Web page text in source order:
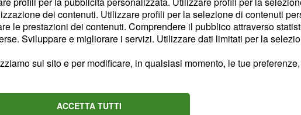
sponsored by Outbrain
dei contenuti. Utilizzare profili per la selezione di contenuti
le prestazioni dei contenuti. Comprendere il pubblico attraverso
Sviluppare e migliorare i servizi. Utilizzare dati limitati per la
sul sito e per modificare, in qualsiasi momento, le tue
ACCETTA TUTTI